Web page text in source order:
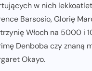
w nich
Barsosio, Glorię
Włoch na 5000 i
Denboba czy znaną
Okayo.